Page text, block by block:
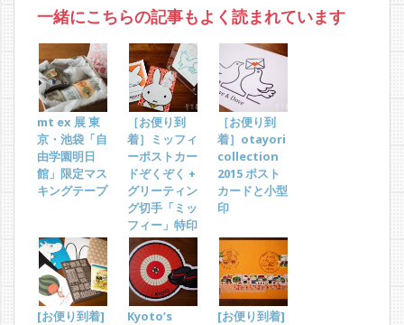
一緒にこちらの記事もよく読まれています
mt ex 展 東
京・池袋「自
由学園明日
館」限定マス
キングテープ
［お便り到
着］ミッフィ
ーポストカー
ドぞくぞく +
グリーティン
グ切手「ミッ
フィー」特印
［お便り到
着］otayori
collection
2015 ポスト
カードと小型
印
[お便り到着] Kyoto’s [お便り到着]